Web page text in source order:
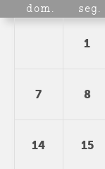
dom. seg.
1
7 8
14 15